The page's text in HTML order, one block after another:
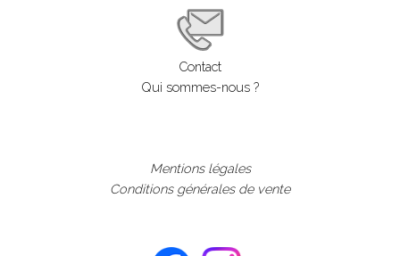
Contact
Qui sommes-nous ?
Mentions légales
Conditions générales de vente